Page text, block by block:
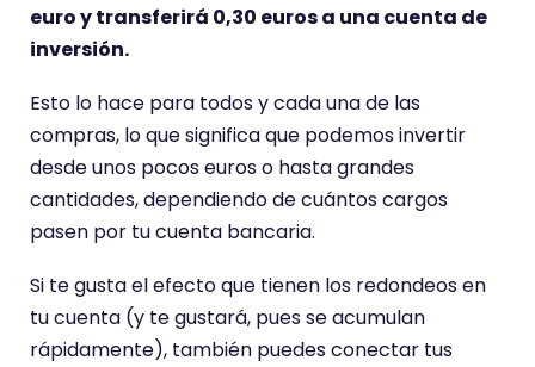
euro y transferirá 0,30 euros a una cuenta de
inversión.
Esto lo hace para todos y cada una de las
compras, lo que significa que podemos invertir
desde unos pocos euros o hasta grandes
cantidades, dependiendo de cuántos cargos
pasen por tu cuenta bancaria.
Si te gusta el efecto que tienen los redondeos en
tu cuenta (y te gustará, pues se acumulan
rápidamente), también puedes conectar tus